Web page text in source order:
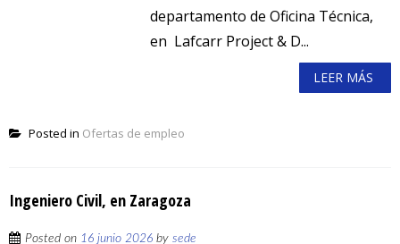
departamento de Oficina Técnica,
en Lafcarr Project & D...
LEER MÁS
Posted in Ofertas de empleo
Ingeniero Civil, en Zaragoza
Posted on 16 junio 2026 by sede